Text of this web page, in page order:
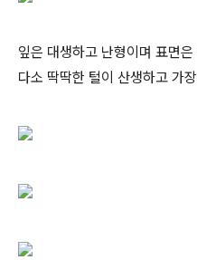
잎은 대생하고 난형이며 표면
다소 딱딱한 털이 산생하고 가